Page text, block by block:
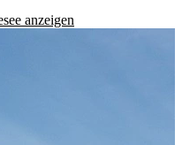
anzeigen